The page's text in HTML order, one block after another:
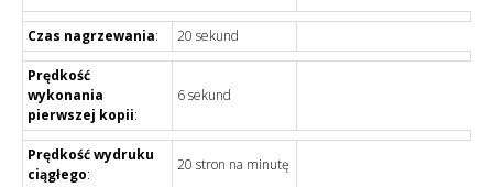
Czas nagrzewania: 20 sekund
Prędkość
wykonania
pierwszej kopii:
6 sekund
Prędkość wydruku
ciągłego:
20 stron na minutę